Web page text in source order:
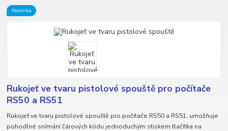
Novinka
Rukojeť ve tvaru pistolové spouště pro počítače
RS50 a RS51
Rukojeť ve tvaru pistolové spouště pro počítače RS50 a RS51, umožňuje
pohodlné snímání čárových kódu jednoduchým stiskem tlačítka na